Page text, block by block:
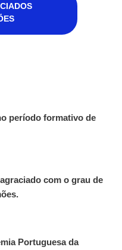
período formativo de
com o grau de
Portuguesa da